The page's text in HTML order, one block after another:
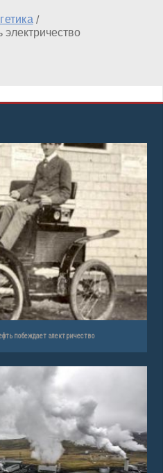
/
побеждает электричество